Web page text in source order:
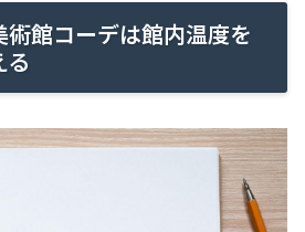
術館コーデは館内温度を
る